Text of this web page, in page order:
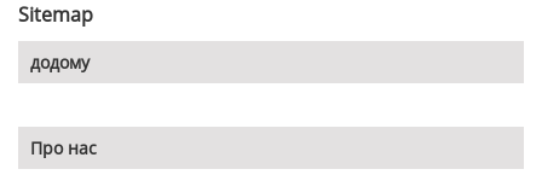
Sitemap
додому
Про нас